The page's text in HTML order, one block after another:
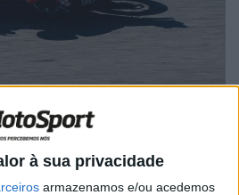
à sua privacidade
armazenamos e/ou acedemos